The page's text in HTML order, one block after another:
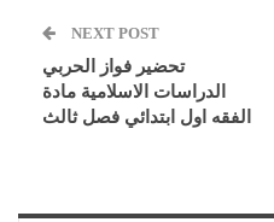
NEXT POST
تحضير فواز الحربي
الدراسات الاسلامية مادة
الفقه اول ابتدائي فصل ثالث